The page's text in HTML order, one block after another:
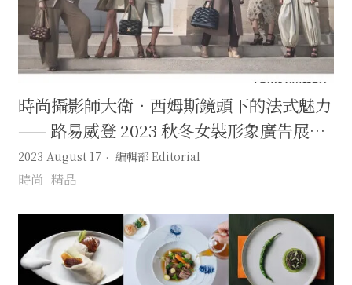
時尚攝影師大衛．西姆斯鏡頭下的法式魅力
—— 路易威登 2023 秋冬女裝形象廣告展現
獨特法式加州風尚
2023 August 17 編輯部 Editorial
時尚 精品